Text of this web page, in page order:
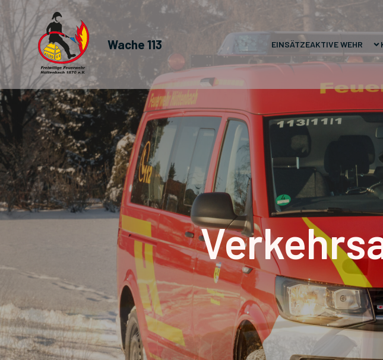
Wache 113 EINSÄTZEAKTIVE WEHR